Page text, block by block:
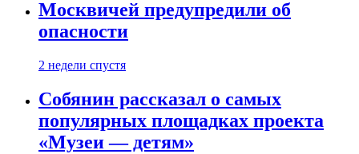
Москвичей предупредили об
опасности
2 недели спустя
Собянин рассказал о самых
популярных площадках проекта
«Музеи — детям»